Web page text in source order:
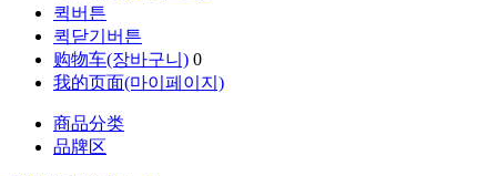
퀵버튼
퀵닫기버튼
购物车(장바구니) 0
我的页面(마이페이지)
商品分类
品牌区